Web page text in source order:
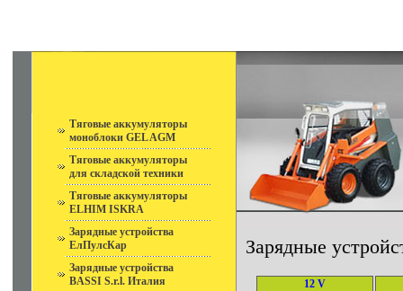
Тяговые аккумуляторы
моноблоки GEL AGM
Тяговые аккумуляторы
для складской техники
Тяговые аккумуляторы
ELHIM ISKRA
Зарядные устройства
ЕлПулсКар
Зарядные устройства
BASSI S.r.l. Италия
Зарядные
12 V